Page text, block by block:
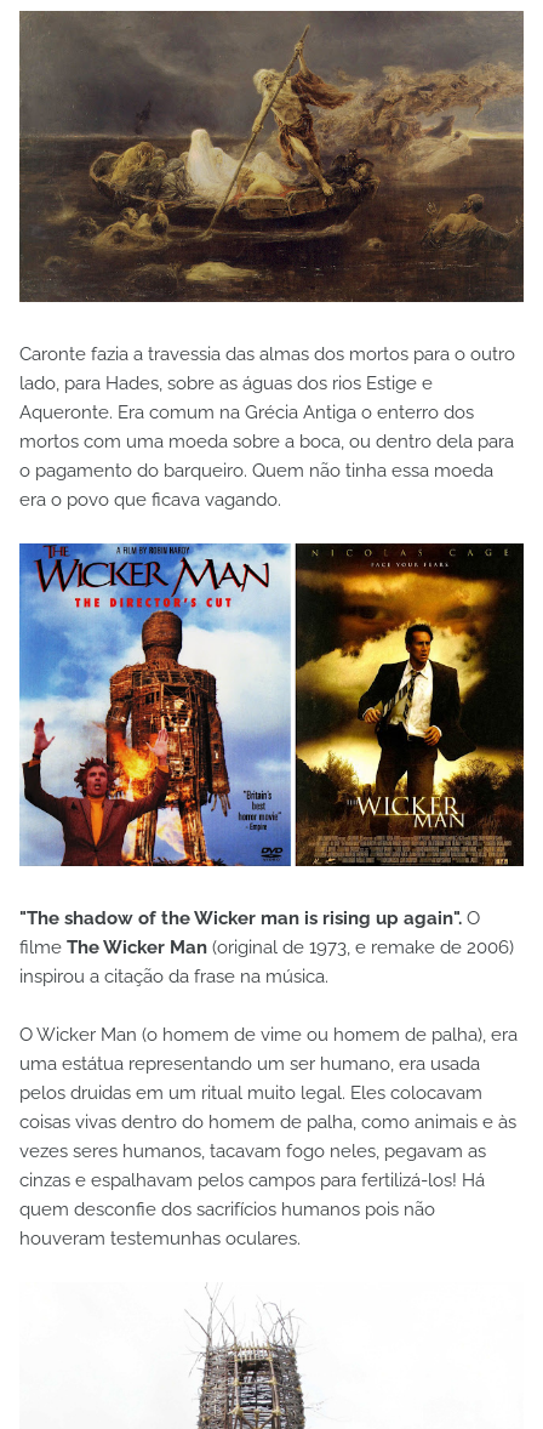
Caronte fazia a travessia das almas dos mortos para o outro
lado, para Hades, sobre as águas dos rios Estige e
Aqueronte. Era comum na Grécia Antiga o enterro dos
mortos com uma moeda sobre a boca, ou dentro dela para
o pagamento do barqueiro. Quem não tinha essa moeda
era o povo que ficava vagando.
"The shadow of the Wicker man is rising up again". O
filme The Wicker Man (original de 1973, e remake de 2006)
inspirou a citação da frase na música.
O Wicker Man (o homem de vime ou homem de palha), era
uma estátua representando um ser humano, era usada
pelos druidas em um ritual muito legal. Eles colocavam
coisas vivas dentro do homem de palha, como animais e às
vezes seres humanos, tacavam fogo neles, pegavam as
cinzas e espalhavam pelos campos para fertilizá-los! Há
quem desconfie dos sacrifícios humanos pois não
houveram testemunhas oculares.